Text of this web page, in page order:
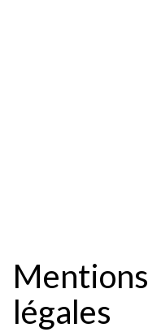
Mentions
légales